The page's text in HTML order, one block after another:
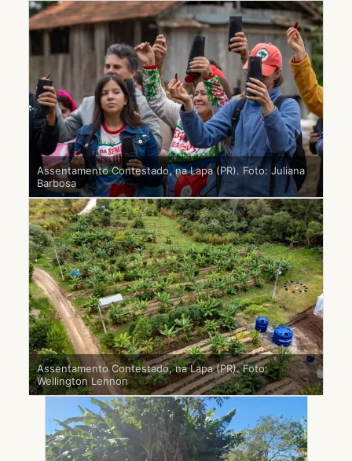
Assentamento Contestado, na Lapa (PR). Foto: Juliana
Barbosa
Assentamento Contestado, na Lapa (PR). Foto:
Wellington Lennon